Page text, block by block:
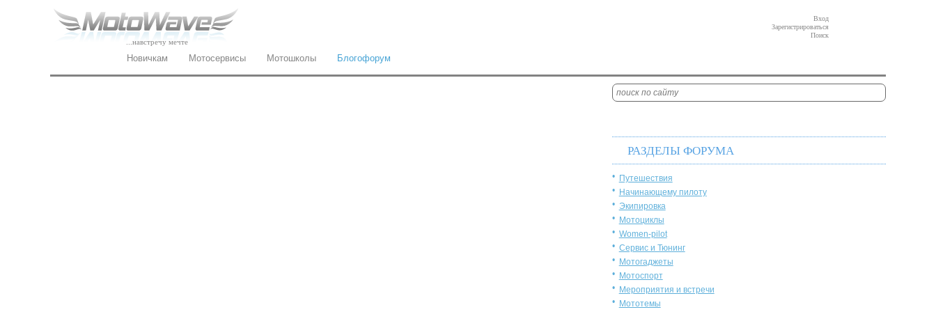
...навстречу мечте
Вход
Зарегистрироваться
Поиск
Новичкам Мотосервисы Мотошколы Блогофорум
РАЗДЕЛЫ ФОРУМА
Путешествия
Начинающему пилоту
Экипировка
Мотоциклы
Women-pilot
Сервис и Тюнинг
Мотогаджеты
Мотоспорт
Мероприятия и встречи
Мототемы